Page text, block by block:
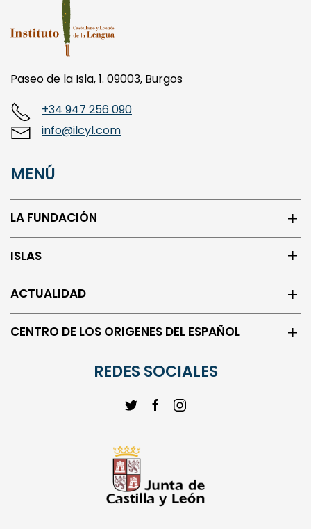
Paseo de la Isla, 1. 09003, Burgos
+34 947 256 090
info@ilcyl.com
MENÚ
LA FUNDACIÓN
ISLAS
ACTUALIDAD
CENTRO DE LOS ORIGENES DEL ESPAÑOL
REDES SOCIALES